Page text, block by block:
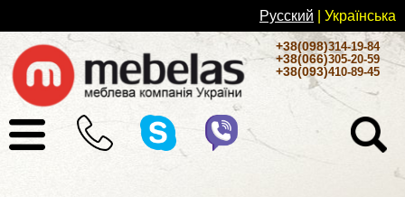
Русский | Українськa
+38(098)314-19-84
+38(066)305-20-59
+38(093)410-89-45